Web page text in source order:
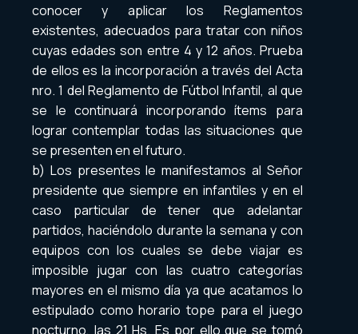
conocer y aplicar los Reglamentos
existentes, adecuados para tratar con niños
cuyas edades son entre 4 y 12 años. Prueba
de ellos es la incorporación a través del Acta
nro. 1 del Reglamento de Fútbol Infantil, al que
se le continuará incorporando ítems para
lograr contemplar todas las situaciones que
se presenten en el futuro.
b) Los presentes le manifestamos al Señor
presidente que siempre en infantiles y en el
caso particular de tener que adelantar
partidos, haciéndolo durante la semana y con
equipos con los cuales se debe viajar es
imposible jugar con las cuatro categorías
mayores en el mismo día ya que acatamos lo
estipulado como horario tope para el juego
nocturno, las 21 Hs. Es por ello que se tomó